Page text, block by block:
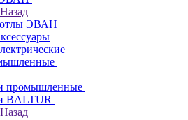
Назад
ЭВАН
промышленные
BALTUR
Назад